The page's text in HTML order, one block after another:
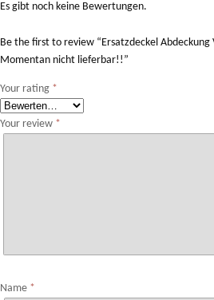
Es gibt noch keine Bewertungen.
Be the first to review “Ersatzdeckel
Momentan nicht lieferbar!!”
Your rating *
Your review *
Name *